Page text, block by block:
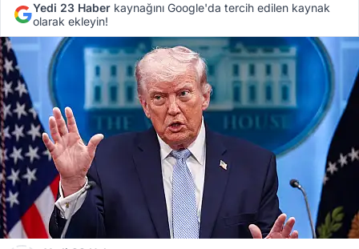
Yedi 23 Haber kaynağını Google'da tercih edilen kaynak
olarak ekleyin!